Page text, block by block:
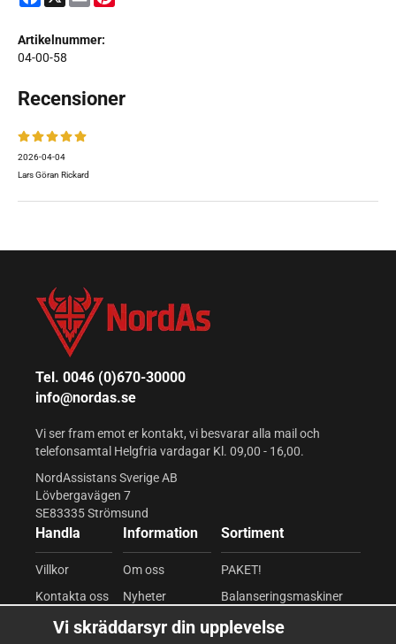
Artikelnummer:
04-00-58
Recensioner
2026-04-04
Lars Göran Rickard
Tel. 0046 (0)670-30000
info@nordas.se
Vi ser fram emot er kontakt, vi besvarar alla mail och
telefonsamtal Helgfria vardagar Kl. 09,00 - 16,00.
NordAssistans Sverige AB
Lövbergavägen 7
SE83335 Strömsund
Handla
Villkor
Kontakta oss
Mina favoriter
Information
Om oss
Nyheter
Om cookies
Sortiment
PAKET!
Balanseringsmaskiner
Däckomläggare
Vi skräddarsyr din upplevelse